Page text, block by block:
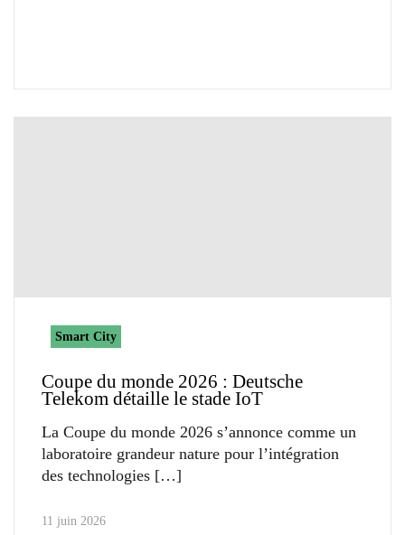
Smart City
Coupe du monde 2026 : Deutsche
Telekom détaille le stade IoT
La Coupe du monde 2026 s’annonce comme un
laboratoire grandeur nature pour l’intégration
des technologies
11 juin 2026